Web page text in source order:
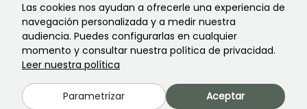
Las cookies nos ayudan a ofrecerle una experiencia de
navegación personalizada y a medir nuestra
audiencia. Puedes configurarlas en cualquier
momento y consultar nuestra política de privacidad.
Leer nuestra política
Parametrizar Aceptar
Promessedefleurs.ch
Información legal
Términos y condiciones
Política de privacidad
Promesse de fleurs, una empresa familiar al servicio de todos los